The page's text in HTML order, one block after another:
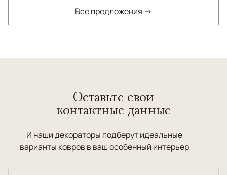
Все предложения →
Оставьте свои
контактные данные
И наши декораторы подберут идеальные
варианты ковров в ваш особенный интерьер